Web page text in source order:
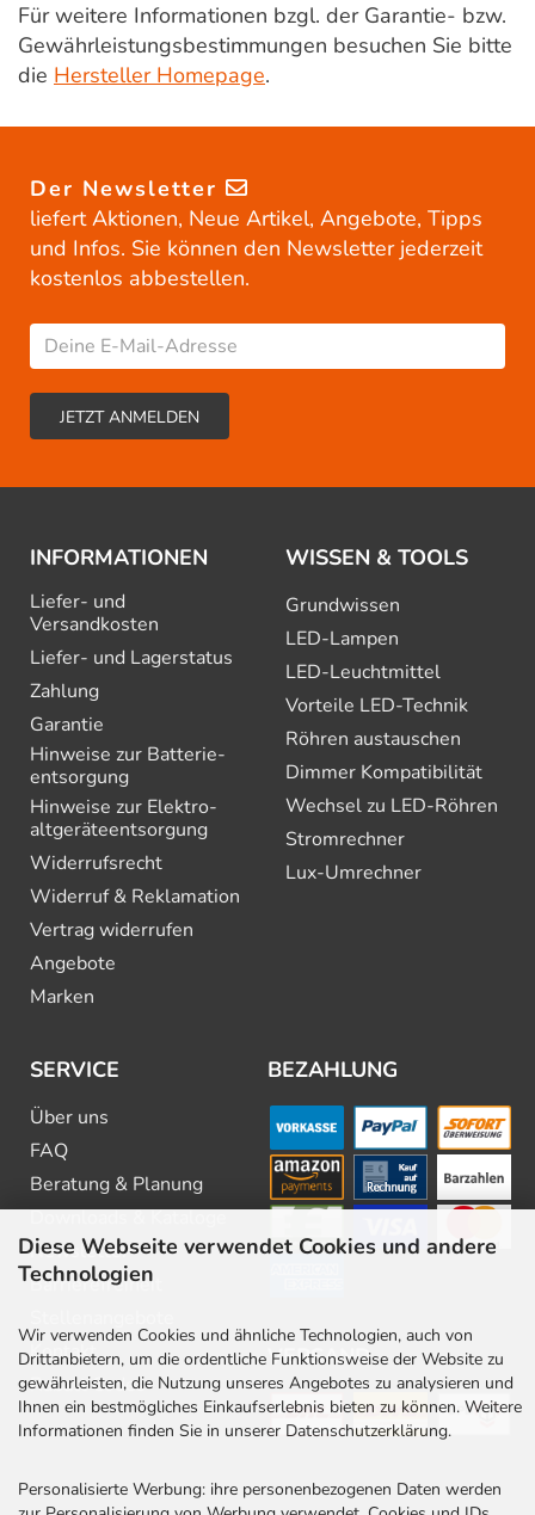
Diese Webseite verwendet Cookies und andere
Technologien
Wir verwenden Cookies und ähnliche Technologien, auch von
Drittanbietern, um die ordentliche Funktionsweise der Website zu
gewährleisten, die Nutzung unseres Angebotes zu analysieren und
Ihnen ein bestmögliches Einkaufserlebnis bieten zu können. Weitere
Informationen finden Sie in unserer Datenschutzerklärung.
Personalisierte Werbung: ihre personenbezogenen Daten werden
Für weitere Informationen bzgl. der Garantie- bzw.
Gewährleistungsbestimmungen besuchen Sie bitte
die Hersteller Homepage.
Der Newsletter
liefert Aktionen, Neue Artikel, Angebote, Tipps
und Infos. Sie können den Newsletter jederzeit
kostenlos abbestellen.
INFORMATIONEN
Liefer- und
Versandkosten
Liefer- und Lagerstatus
Zahlung
Garantie
Hinweise zur Batterie­
entsorgung
Hinweise zur Elektro­
altgeräte­entsorgung
Widerrufsrecht
Widerruf & Reklamation
Vertrag widerrufen
Angebote
Marken
WISSEN & TOOLS
Grundwissen
LED-Lampen
LED-Leuchtmittel
Vorteile LED-Technik
Röhren austauschen
Dimmer Kompatibilität
Wechsel zu LED-Röhren
Stromrechner
Lux-Umrechner
SERVICE
Über uns
FAQ
Beratung & Planung
Downloads & Kataloge
Newsletter
Barrierefreiheit
Kontakt
Rabatt Codes
BEZAHLUNG
VERSAND